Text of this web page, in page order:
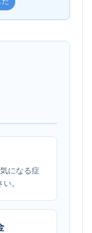
になる症
。